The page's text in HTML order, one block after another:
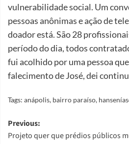
vulnerabilidade social. Um
pessoas anônimas e ação de
doador está. São 28
período do dia, todos
fui acolhido por uma pessoa
falecimento de José, dei
Tags: anápolis, bairro paraíso,
Post
Previous:
Projeto quer que prédios públicos